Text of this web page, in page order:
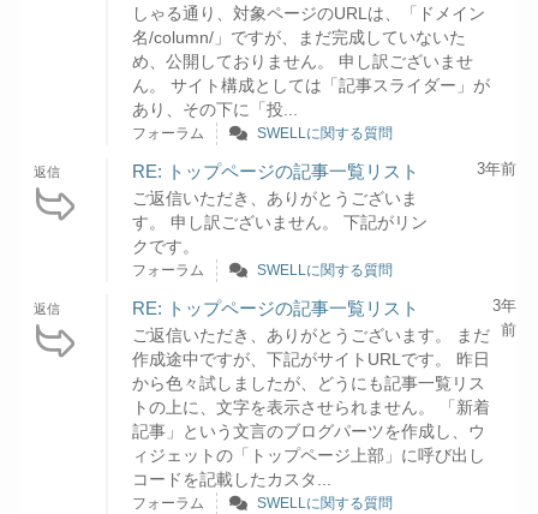
しゃる通り、対象ページのURLは、「ドメイン
名/column/」ですが、まだ完成していないた
め、公開しておりません。 申し訳ございませ
ん。 サイト構成としては「記事スライダー」が
あり、その下に「投...
フォーラム SWELLに関する質問
返信 RE: トップページの記事一覧リスト
ご返信いただき、ありがとうございま
す。 申し訳ございません。 下記がリン
クです。
3年前
フォーラム SWELLに関する質問
返信 RE: トップページの記事一覧リスト
ご返信いただき、ありがとうございます。 まだ
作成途中ですが、下記がサイトURLです。 昨日
から色々試しましたが、どうにも記事一覧リス
トの上に、文字を表示させられません。 「新着
記事」という文言のブログパーツを作成し、ウ
ィジェットの「トップページ上部」に呼び出し
コードを記載したカスタ...
3年
前
フォーラム SWELLに関する質問